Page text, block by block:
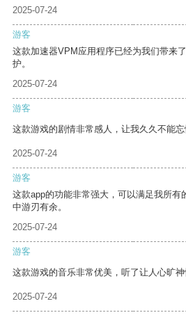
2025-07-24
游客
这款加速器VPM应用程序已经为我们带来
护。
2025-07-24
游客
这款游戏的剧情非常感人，让我久久不能忘
2025-07-24
游客
这款app的功能非常强大，可以满足我所有
中游刃有余。
2025-07-24
游客
这款游戏的音乐非常优美，听了让人心旷神
2025-07-24